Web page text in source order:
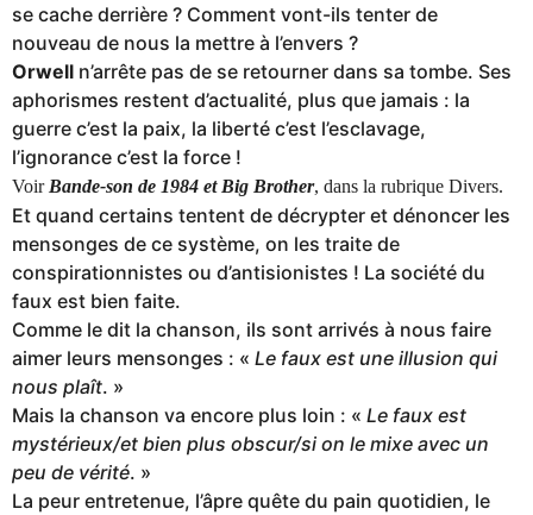
se cache derrière ? Comment vont-ils tenter de
nouveau de nous la mettre à l’envers ?
Orwell n’arrête pas de se retourner dans sa tombe. Ses
aphorismes restent d’actualité, plus que jamais : la
guerre c’est la paix, la liberté c’est l’esclavage,
l’ignorance c’est la force !
Voir Bande-son de 1984 et Big Brother, dans la rubrique Divers.
Et quand certains tentent de décrypter et dénoncer les
mensonges de ce système, on les traite de
conspirationnistes ou d’antisionistes ! La société du
faux est bien faite.
Comme le dit la chanson, ils sont arrivés à nous faire
aimer leurs mensonges : « Le faux est une illusion qui
nous plaît. »
Mais la chanson va encore plus loin : « Le faux est
mystérieux/et bien plus obscur/si on le mixe avec un
peu de vérité. »
La peur entretenue, l’âpre quête du pain quotidien, le